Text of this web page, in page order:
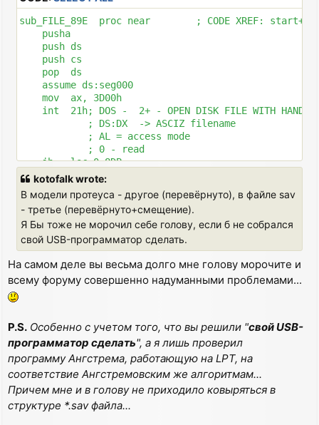
sub_FILE_89E  proc near        ; CODE XREF:
    pusha
    push ds
    push cs
    pop  ds
    assume ds:seg000
    mov  ax, 3D00h
    int  21h; DOS -  2+ - OPEN DISK FILE WITH HANDLE
            ; DS:DX  -> ASCIZ filename
            ; AL = access mode
            ; 0 - read
    jb   loc_0_8DB
    mov  bx, ax
    xor  cx, cx
    mov  dx, cx
    mov  ax, 4202h
int  21h; DOS -  2+ - MOVE FILE READ/WRITE
            ; AL = method: offset from end of file
    jb   loc_0_8DB
    mov  bp, ax
    xor  cx, cx
; AL = method: offset from beginning of
    jb   loc_0_8DB
    mov  cx, bp
    mov  dx, offset byte_0_A99; 0A99h
    mov  ah, 3Fh
    int  21h; DOS -  2+ - READ FROM FILE WITH HANDLE
; BX = file handle, CX = number of bytes
kotofalk wrote:
В модели протеуса - другое (перевёрнуто), в файле sav
- третье (перевёрнуто+смещение).
Я Бы тоже не морочил себе голову, если б не собрался
свой USB-программатор сделать.
На самом деле вы весьма долго мне голову морочите и
всему форуму совершенно надуманными проблемами...
P.S. Особенно с учетом того, что вы решили "свой USB-
программатор сделать", а я лишь проверил
программу Ангстрема, работающую на LPT, на
соответствие Ангстремовским же алгоритмам...
Причем мне и в голову не приходило ковыряться в
структуре *.sav файла...